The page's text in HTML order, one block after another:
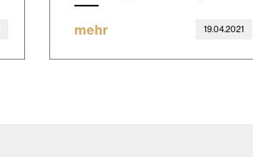
mehr 19.04.2021